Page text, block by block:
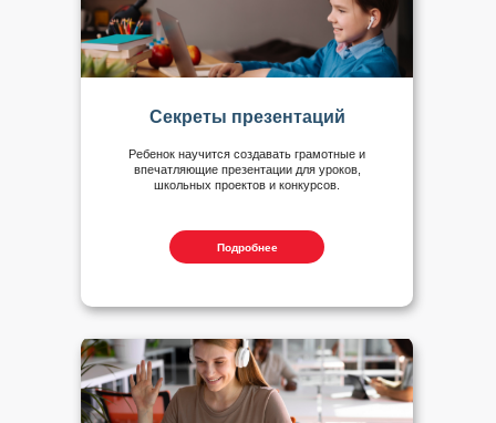
Ребенок научится создавать грамотные и
впечатляющие презентации для уроков,
школьных проектов и конкурсов.
Секреты презентаций
Подробнее